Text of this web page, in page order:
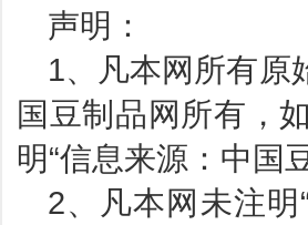
声明：
1、凡本网所有原
国豆制品网所有，
明“信息来源：中国
2、凡本网未注明